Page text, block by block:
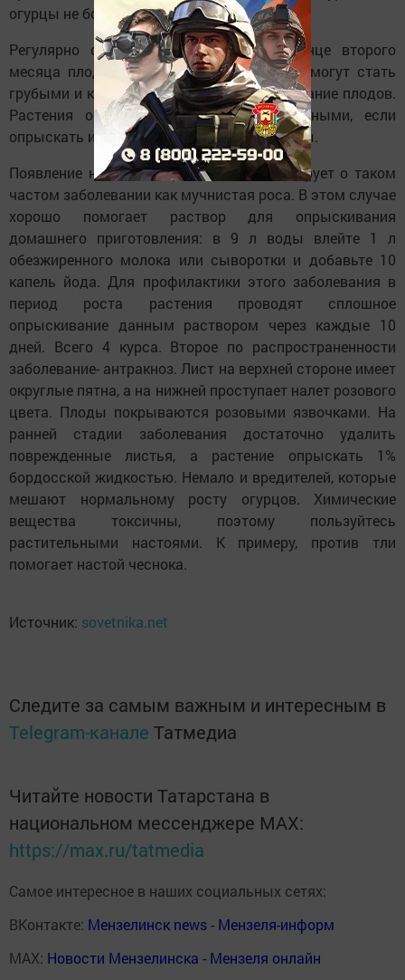
огурцы не болеют.
Регулярно осматривайте посадки. В конце второго
месяца плодоношения листья у огурцов могут стать
грубыми и колючими, замедляя формирование плодов.
Растения оживут, и листья станут нежными, если
опрыскать их слабым раствором мочевины.
Появление на них белых пятен сигнализирует о таком
частом заболевании как мучнистая роса. В этом случае
хорошо помогает раствор для опрыскивания
домашнего приготовления: в 9 л воды влейте 1 л
обезжиренного молока или сыворотки и добавьте 10
капель йода. Для профилактики этого заболевания в
период роста растения проводят сплошное
опрыскивание данным раствором через каждые 10
дней. Всего 4 курса. Второе по распространенности
заболевание- антракноз. Лист на верхней стороне имеет
округлые пятна, а на нижней проступает налет розового
цвета. Плоды покрываются розовыми язвочками. На
ранней стадии заболевания достаточно удалить
поврежденные листья, а растение опрыскать 1%
бордосской жидкостью. Немало и вредителей, которые
мешают нормальному росту огурцов. Химические
вещества токсичны, поэтому пользуйтесь
растительными настоями. К примеру, против тли
помогает настой чеснока.
Источник: sovetnika.net
Следите за самым важным и интересным в
Telegram-канале Татмедиа
Читайте новости Татарстана в
национальном мессенджере MАХ:
https://max.ru/tatmedia
Самое интересное в наших социальных сетях:
ВКонтакте: Мензелинск news - Мензеля-информ
MAX: Новости Мензелинска - Мензеля онлайн